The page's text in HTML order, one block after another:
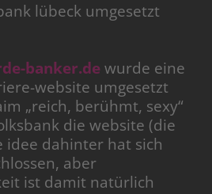
lübeck umgesetzt
banker.dewurde eine
website umgesetzt
„reich, berühmt, sexy“
die website (die
idee dahinter hat sich
aber
ist damit natürlich